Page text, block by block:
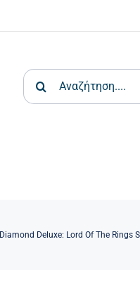
Search
for:
Diamond Deluxe: Lord Of The